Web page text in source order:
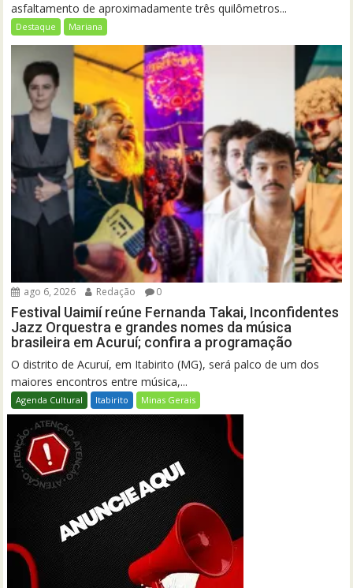
asfaltamento de aproximadamente três quilômetros...
Destaque Mariana
ago 6, 2026 Redação 0
Festival Uaimií reúne Fernanda Takai, Inconfidentes
Jazz Orquestra e grandes nomes da música
brasileira em Acuruí; confira a programação
O distrito de Acuruí, em Itabirito (MG), será palco de um dos
maiores encontros entre música,...
Agenda Cultural Itabirito Minas Gerais